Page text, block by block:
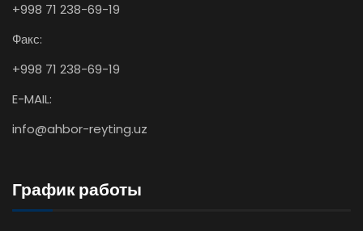
+998 71 238-69-19
Факс:
+998 71 238-69-19
E-MAIL:
info@ahbor-reyting.uz
График работы